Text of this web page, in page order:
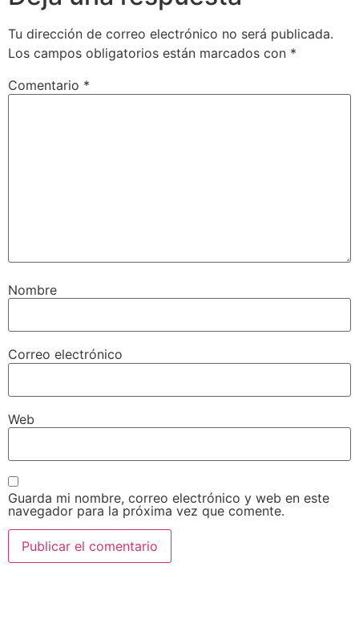
Tu dirección de correo electrónico no será publicada.
Los campos obligatorios están marcados con *
Comentario *
Nombre
Correo electrónico
Web
Guarda mi nombre, correo electrónico y web en este
navegador para la próxima vez que comente.